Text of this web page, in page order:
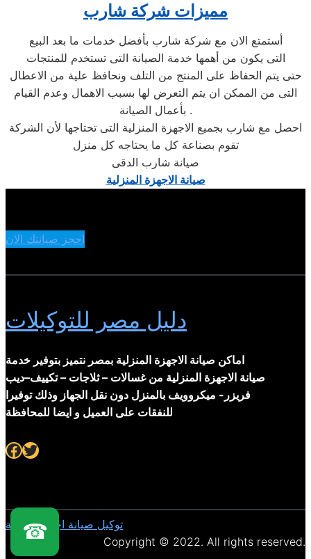
مميزات شركة شارب
أستمتع الان مع شركة شارب بأفضل خدمات ما بعد البيع
التى يكون من أهمها خدمة الصيانة التى تستخدم للمنتجات
حتى يتم الحفاظ على المنتج من التلف ونحافظ علية من الاعطال
التى من الممكن ان يتم التعرض لها بسبب الاهمال وعدم القيام
بأعمال الصيانة .
احصل مع شارب بجميع الاجهزة المنزلية التى تحتاجها لأن الشركة
تقوم بصناعة كل ما يحتاجه كل منزل
صيانة شارب الدقى
صيانة الاجهزة المنزلية
احجز صيانتك الان
دليل مصر للتوكيلات
اماكن صيانة الاجهزة المنزلية بمصر نتميز بتوفير خدمة
صيانة الاجهزة المنزلية من غسالات – ثلاجات – تكييف–ديب
فريزر- ميكروويف بالمنزل دون نقل الجهاز وذلك توفيرا
للنفقات على العميل و ايضا للمحافظة
Facebook Twitter
توكيل صيانة اجهزة منزلية
Copyright © 2022. All rights reserved.
☎